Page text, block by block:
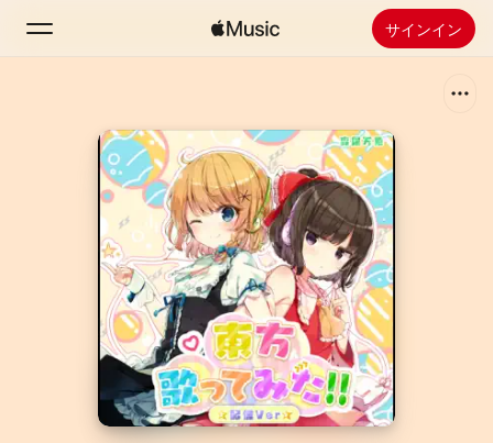
サインイン
ホーム
新着おすすめ
ラジオ
Apple Musicをインストール